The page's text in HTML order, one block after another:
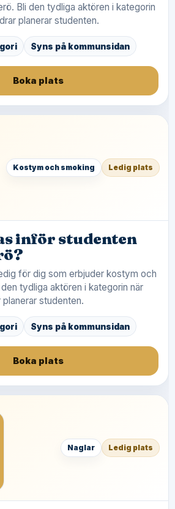
Bli den tydliga aktören i kategorin
planerar studenten.
Syns på kommunsidan
Boka plats
Kostym och smoking Ledig plats
inför studenten
för dig som erbjuder kostym och
tydliga aktören i kategorin när
studenten.
Syns på kommunsidan
Boka plats
Naglar Ledig plats